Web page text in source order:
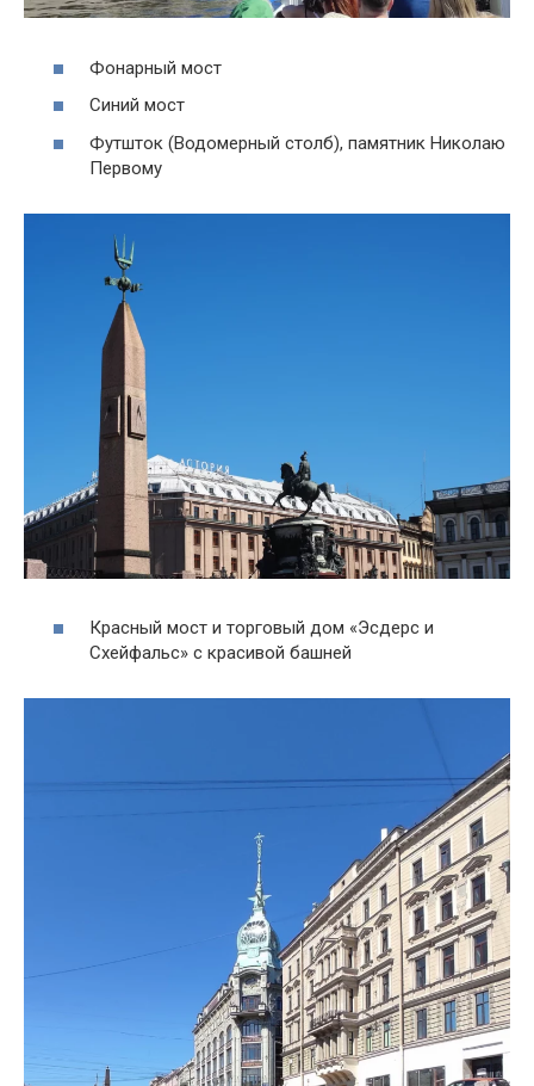
Фонарный мост
Синий мост
Футшток (Водомерный столб), памятник Николаю
Первому
Красный мост и торговый дом «Эсдерс и
Схейфальс» с красивой башней